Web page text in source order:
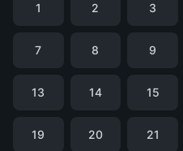
1 2 3
7 8 9
13 14 15
19 20 21